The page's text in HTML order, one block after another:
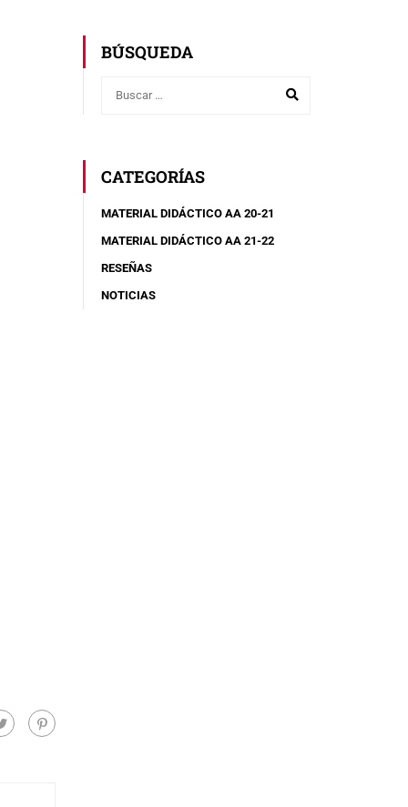
BÚSQUEDA
CATEGORÍAS
MATERIAL DIDÁCTICO AA 20-21
MATERIAL DIDÁCTICO AA 21-22
RESEÑAS
NOTICIAS